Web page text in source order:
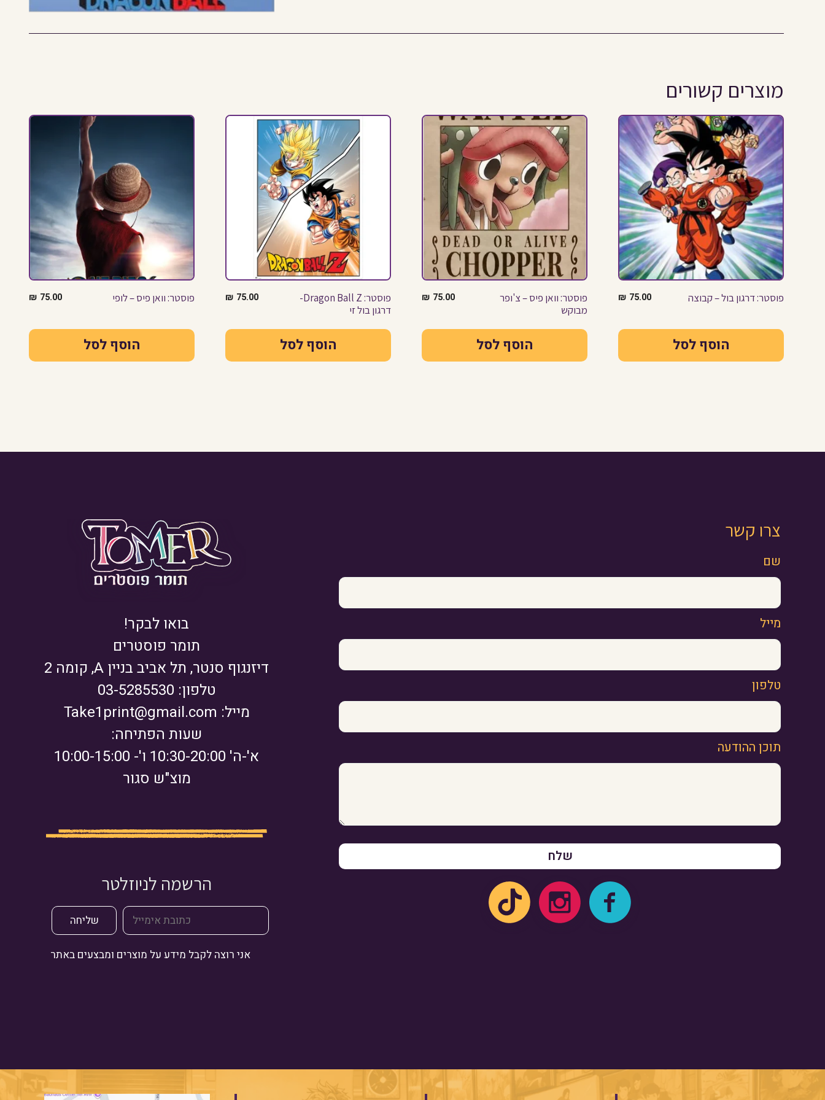
מוצרים קשורים
פוסטר: דרגון בול – קבוצה 75.00
₪
הוסף לסל
פוסטר: וואן פיס – צ'ופר
מבוקש
75.00
₪
הוסף לסל
פוסטר: Dragon Ball Z-
דרגון בול זי
75.00
₪
הוסף לסל
פוסטר: וואן פיס – לופי 75.00
₪
הוסף לסל
בואו לבקר!
תומר פוסטרים
דיזנגוף סנטר, תל אביב בניין A, קומה 2
טלפון: 03-5285530
מייל: Take1print@gmail.com
שעות הפתיחה:
א'-ה' 10:30-20:00 ו'- 10:00-15:00
מוצ"ש סגור
הרשמה לניוזלטר
אני רוצה לקבל מידע על מוצרים ומבצעים באתר
צרו קשר
שם
מייל
טלפון
תוכן ההודעה